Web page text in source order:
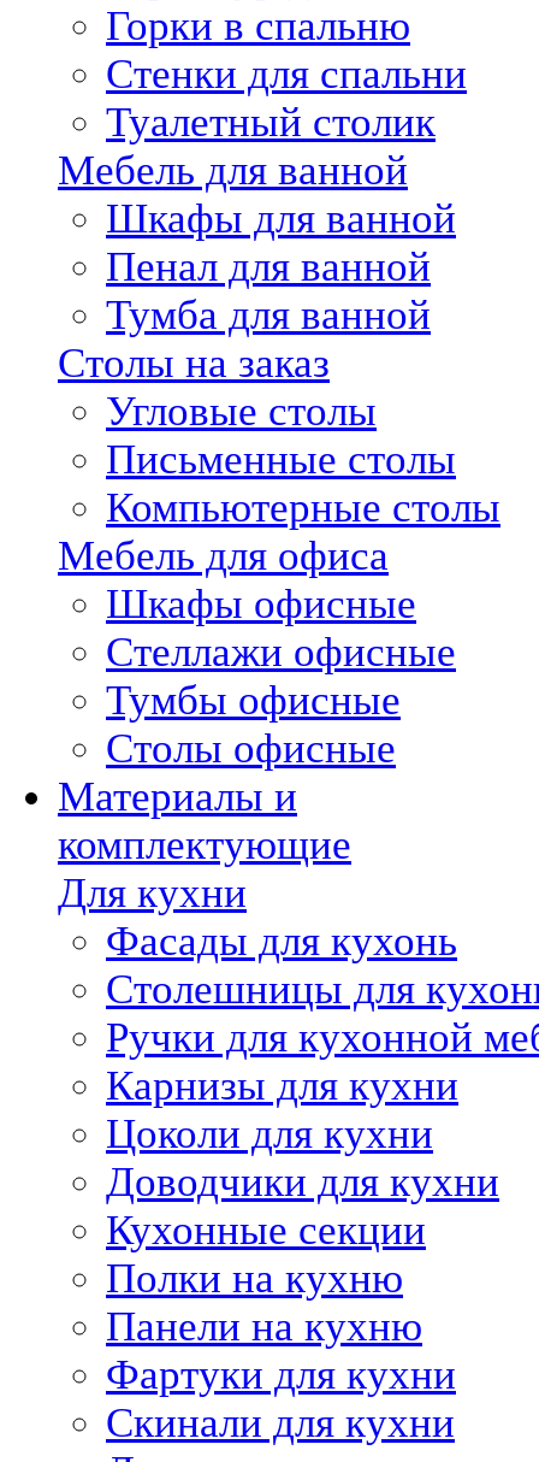
Горки в спальню
Стенки для спальни
Туалетный столик
Мебель для ванной
Шкафы для ванной
Пенал для ванной
Тумба для ванной
Столы на заказ
Угловые столы
Письменные столы
Компьютерные столы
Мебель для офиса
Шкафы офисные
Стеллажи офисные
Тумбы офисные
Столы офисные
Материалы и
комплектующие
Для кухни
Фасады для кухонь
Столешницы для
Ручки для кухонной
Карнизы для кухни
Цоколи для кухни
Доводчики для кухни
Кухонные секции
Полки на кухню
Панели на кухню
Фартуки для кухни
Скинали для кухни